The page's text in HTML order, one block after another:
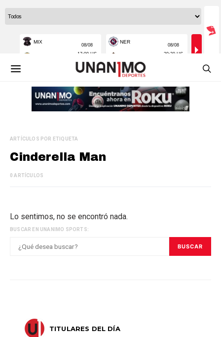
ARTÍCULOS POR ETIQUETA
Cinderella Man
0 ARTÍCULOS
Lo sentimos, no se encontró nada.
BUSCAR EN UNANIMO SPORTS:
BUSCAR
TITULARES DEL DÍA